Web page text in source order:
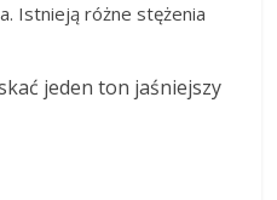
Istnieją różne stężenia
jeden ton jaśniejszy